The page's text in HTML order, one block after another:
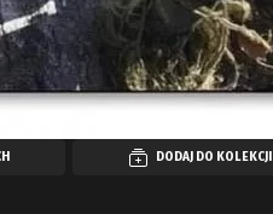
DODAJ DO KOLEKCJI